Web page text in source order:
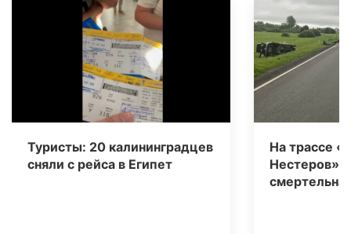
Туристы: 20 калининградцев
сняли с рейса в Египет
На трассе
Нестеров»